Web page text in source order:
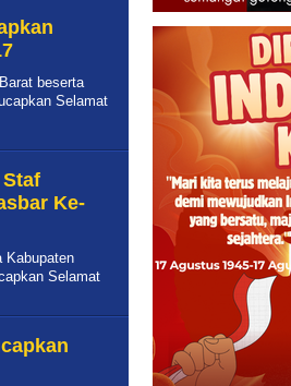
beserta
Selamat
Ke-
Kabupaten
Selamat